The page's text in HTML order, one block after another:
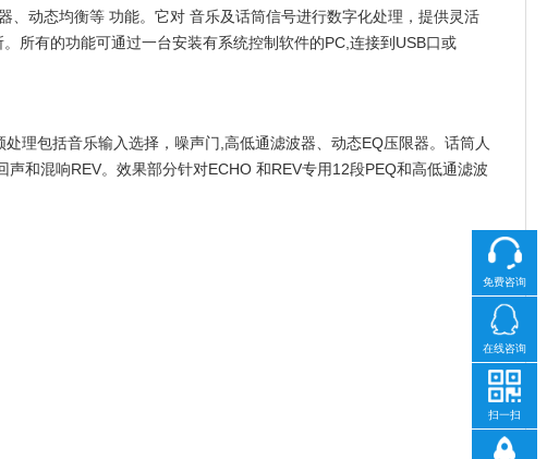
动态均衡等 功能。它对 音乐及话筒信号进行数字化处理，提供灵活
所有的功能可通过一台安装有系统控制软件的PC,连接到USB口或
理包括音乐输入选择，噪声门,高低通滤波器、动态EQ压限器。话筒人
和混响REV。效果部分针对ECHO 和REV专用12段PEQ和高低通滤波
免费咨询
在线咨询
扫一扫